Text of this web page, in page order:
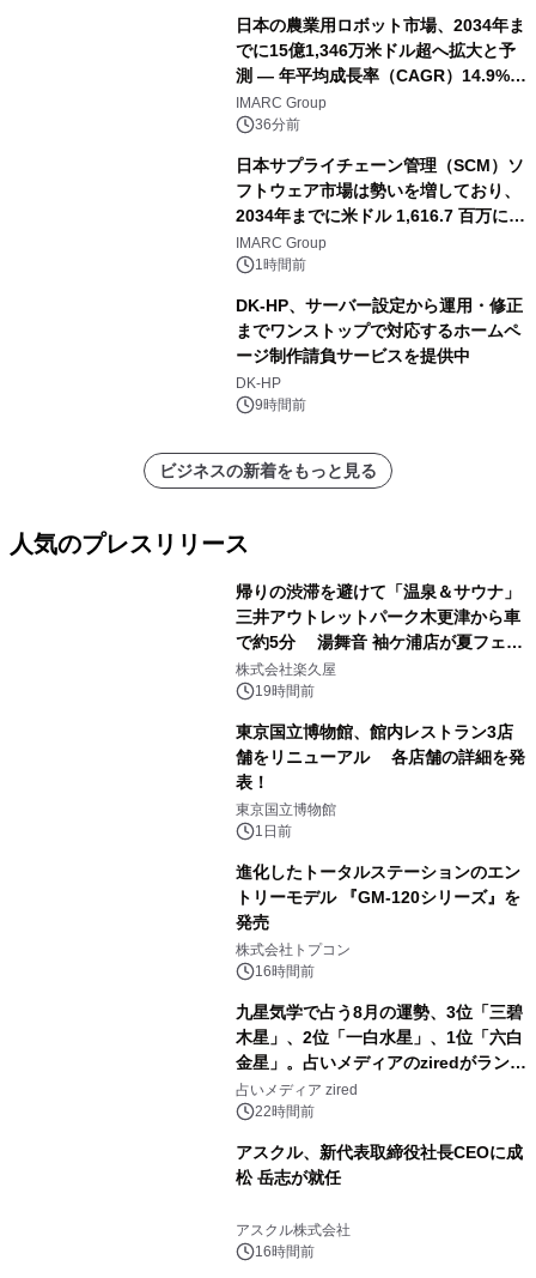
日本の農業用ロボット市場、2034年ま
でに15億1,346万米ドル超へ拡大と予
測 ― 年平均成長率（CAGR）14.9%を
記録
IMARC Group
36分前
日本サプライチェーン管理（SCM）ソ
フトウェア市場は勢いを増しており、
2034年までに米ドル 1,616.7 百万に達
し、CAGR 3.42%で成長すると予測
IMARC Group
1時間前
DK-HP、サーバー設定から運用・修正
までワンストップで対応するホームペ
ージ制作請負サービスを提供中
DK-HP
9時間前
ビジネスの新着をもっと見る
人気のプレスリリース
帰りの渋滞を避けて「温泉＆サウナ」
三井アウトレットパーク木更津から車
で約5分 湯舞音 袖ケ浦店が夏フェア
メニューを提供
株式会社楽久屋
19時間前
東京国立博物館、館内レストラン3店
舗をリニューアル 各店舗の詳細を発
表！
東京国立博物館
1日前
進化したトータルステーションのエン
トリーモデル 『GM-120シリーズ』を
発売
株式会社トプコン
16時間前
九星気学で占う8月の運勢、3位「三碧
木星」、2位「一白水星」、1位「六白
金星」。占いメディアのziredがランキ
ングを発表
占いメディア zired
22時間前
アスクル、新代表取締役社長CEOに成
松 岳志が就任
アスクル株式会社
16時間前